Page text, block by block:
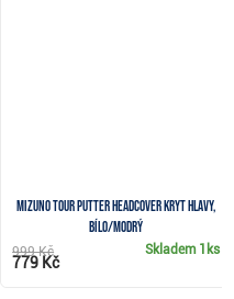
Mizuno Tour Putter Headcover kryt hlavy,
bílo/modrý
Skladem 1ks
999 Kč
779 Kč